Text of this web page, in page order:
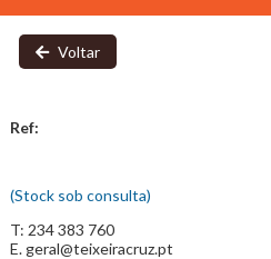
Voltar
Ref:
(Stock sob consulta)
T: 234 383 760
E. geral@teixeiracruz.pt